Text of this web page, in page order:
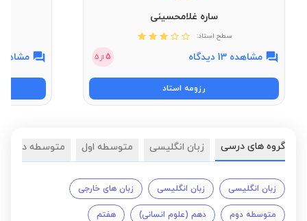
ساره غلامحسینی
سطح استاد:
مشاهده 13 دیدگاه 5 از 5
رزومه استاد
مشاهده 7
گروه های درسی زبان انگلیسی متوسطه اول متوسطه دوم
زبان انگلیسی زبان انگلیسی زبان های خارجی
متوسطه دوم دهم (علوم انسانی) هفتم